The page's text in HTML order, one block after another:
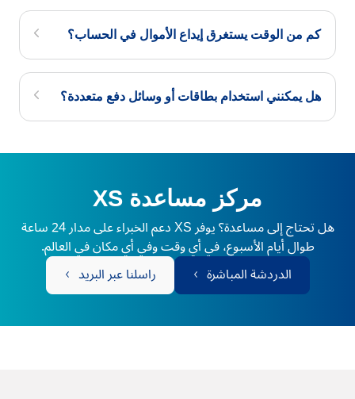
كم من الوقت يستغرق إيداع الأموال في الحساب؟
هل يمكنني استخدام بطاقات أو وسائل دفع متعددة؟
مركز مساعدة XS
هل تحتاج إلى مساعدة؟ يوفر XS دعم الخبراء على مدار 24 ساعة
طوال أيام الأسبوع، في أي وقت وفي أي مكان في العالم.
الدردشة المباشرة
راسلنا عبر البريد